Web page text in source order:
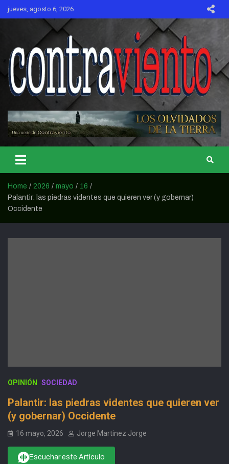
Skip
jueves, agosto 6, 2026
CONTRAVIENTO
Home 2026 mayo
16
Palantir: las piedras videntes que quieren ver (y gobernar)
Occidente
OPINIÓN SOCIEDAD
Palantir: las piedras videntes que quieren ver
(y gobernar) Occidente
16 mayo, 2026 Jorge Martinez Jorge
Escuchar este Artículo